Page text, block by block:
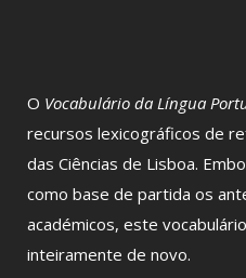
O Vocabulário da Língua
recursos lexicográficos de
das Ciências de Lisboa.
como base de partida os
académicos, este
inteiramente de novo.